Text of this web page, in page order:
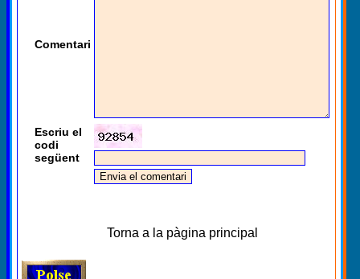
Comentari
Escriu el
codi
següent
Torna a la pàgina principal